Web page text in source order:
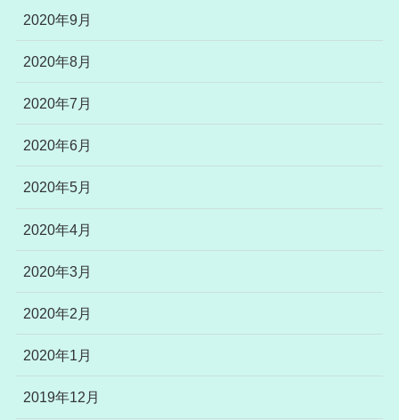
2020年9月
2020年8月
2020年7月
2020年6月
2020年5月
2020年4月
2020年3月
2020年2月
2020年1月
2019年12月